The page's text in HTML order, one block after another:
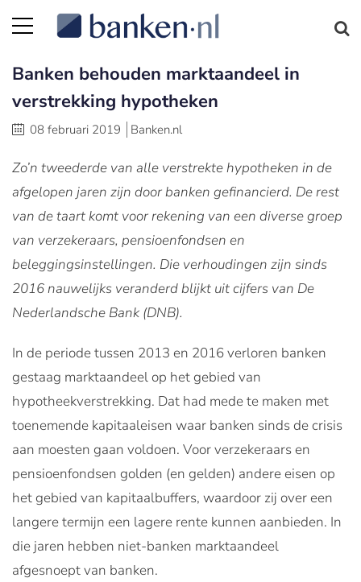
Banken behouden marktaandeel in
verstrekking hypotheken
08 februari 2019 Banken.nl
Zo’n tweederde van alle verstrekte hypotheken in de
afgelopen jaren zijn door banken gefinancierd. De rest
van de taart komt voor rekening van een diverse groep
van verzekeraars, pensioenfondsen en
beleggingsinstellingen. Die verhoudingen zijn sinds
2016 nauwelijks veranderd blijkt uit cijfers van De
Nederlandsche Bank (DNB).
In de periode tussen 2013 en 2016 verloren banken
gestaag marktaandeel op het gebied van
hypotheekverstrekking. Dat had mede te maken met
toenemende kapitaaleisen waar banken sinds de crisis
aan moesten gaan voldoen. Voor verzekeraars en
pensioenfondsen golden (en gelden) andere eisen op
het gebied van kapitaalbuffers, waardoor zij over een
langere termijn een lagere rente kunnen aanbieden. In
die jaren hebben niet-banken marktaandeel
afgesnoept van banken.